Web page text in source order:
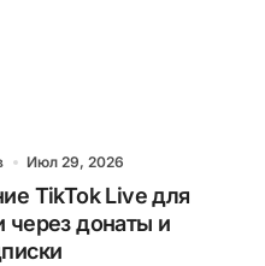
Июл 29, 2026
TikTok Live для
через донаты и